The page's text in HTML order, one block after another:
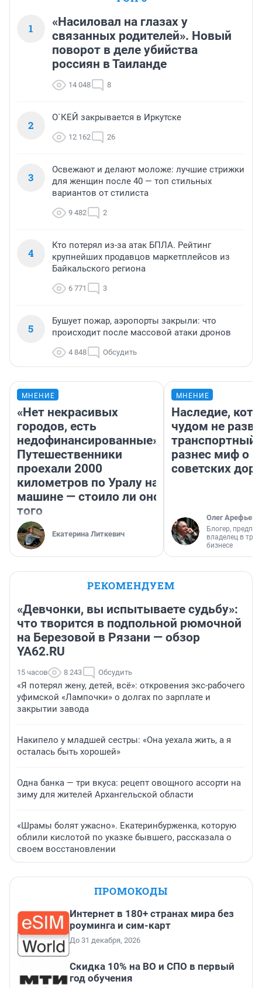
1
«Насиловал на глазах у
связанных родителей». Новый
поворот в деле убийства
россиян в Таиланде
14 048 8
2
О`КЕЙ закрывается в Иркутске
12 162 26
3
Освежают и делают моложе: лучшие стрижки
для женщин после 40 — топ стильных
вариантов от стилиста
9 482 2
4
Кто потерял из-за атак БПЛА. Рейтинг
крупнейших продавцов маркетплейсов из
Байкальского региона
6 771 3
5
Бушует пожар, аэропорты закрыли: что
происходит после массовой атаки дронов
4 848 Обсудить
МНЕНИЕ
«Нет некрасивых
городов, есть
недофинансированные».
Путешественники
проехали 2000
километров по Уралу на
машине — стоило ли оно
того
Екатерина Литкевич
МНЕНИЕ
Наследие,
чудом не
транспортный
разнес миф о
советских
Олег Арефьев
Блогер,
владелец в
бизнесе
РЕКОМЕНДУЕМ
«Девчонки, вы испытываете судьбу»:
что творится в подпольной рюмочной
на Березовой в Рязани — обзор
YA62.RU
15 часов 8 243 Обсудить
«Я потерял жену, детей, всё»: откровения экс-рабочего
уфимской «Лампочки» о долгах по зарплате и
закрытии завода
Накипело у младшей сестры: «Она уехала жить, а я
осталась быть хорошей»
Одна банка — три вкуса: рецепт овощного ассорти на
зиму для жителей Архангельской области
«Шрамы болят ужасно». Екатеринбурженка, которую
облили кислотой по указке бывшего, рассказала о
своем восстановлении
ПРОМОКОДЫ
Интернет в 180+ странах мира без
роуминга и сим-карт
До 31 декабря, 2026
Скидка 10% на ВО и СПО в первый
год обучения